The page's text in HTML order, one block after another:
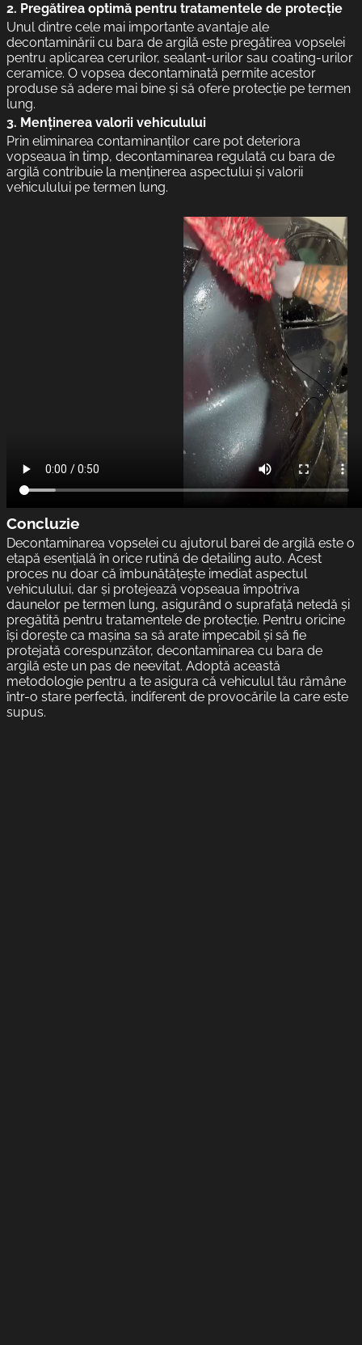
2. Pregătirea optimă pentru tratamentele de protecție
Unul dintre cele mai importante avantaje ale
decontaminării cu bara de argilă este pregătirea vopselei
pentru aplicarea cerurilor, sealant-urilor sau coating-urilor
ceramice. O vopsea decontaminată permite acestor
produse să adere mai bine și să ofere protecție pe termen
lung.
3. Menținerea valorii vehiculului
Prin eliminarea contaminanților care pot deteriora
vopseaua în timp, decontaminarea regulată cu bara de
argilă contribuie la menținerea aspectului și valorii
vehiculului pe termen lung.
Concluzie
Decontaminarea vopselei cu ajutorul barei de argilă este o
etapă esențială în orice rutină de detailing auto. Acest
proces nu doar că îmbunătățește imediat aspectul
vehiculului, dar și protejează vopseaua împotriva
daunelor pe termen lung, asigurând o suprafață netedă și
pregătită pentru tratamentele de protecție. Pentru oricine
își dorește ca mașina sa să arate impecabil și să fie
protejată corespunzător, decontaminarea cu bara de
argilă este un pas de neevitat. Adoptă această
metodologie pentru a te asigura că vehiculul tău rămâne
într-o stare perfectă, indiferent de provocările la care este
supus.